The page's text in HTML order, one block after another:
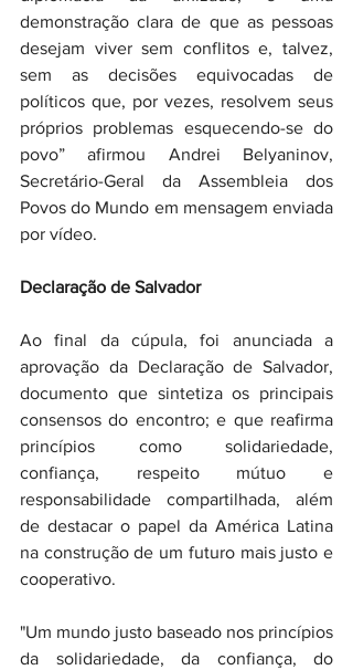
demonstração clara de que as pessoas
desejam viver sem conflitos e, talvez,
sem as decisões equivocadas de
políticos que, por vezes, resolvem seus
próprios problemas esquecendo-se do
povo” afirmou Andrei Belyaninov,
Secretário-Geral da Assembleia dos
Povos do Mundo em mensagem enviada
por vídeo.
Declaração de Salvador
Ao final da cúpula, foi anunciada a
aprovação da Declaração de Salvador,
documento que sintetiza os principais
consensos do encontro; e que reafirma
princípios como solidariedade,
confiança, respeito mútuo e
responsabilidade compartilhada, além
de destacar o papel da América Latina
na construção de um futuro mais justo e
cooperativo.
"Um mundo justo baseado nos princípios
da solidariedade, da confiança, do